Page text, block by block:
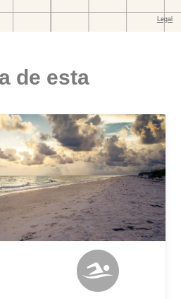
de esta